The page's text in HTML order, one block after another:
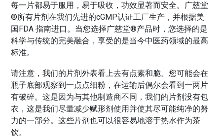
每一片都易于服用，易于吸收，功效显著而安全。广慈堂
®所有片剂在我们先进的cGMP认证工厂生产，并根据美
国FDA 指南进口。当您选择广慈堂®产品时，您选择的是
科学与传统的完美融合，享受的是当今中医药领域的最高
标准。
请注意，我们的片剂外表看上去有点素和脆。您可能会在
瓶子底部观察到一点点细粉，在运输后偶尔会看到一两片
有破碎。这是因为与其他制造商不同，我们的片剂没有包
衣，这是我们尽量减少赋形剂使用并使其尽可能纯净的努
力的一部分。这些片剂也可以很容易地溶于热水作为茶
饮。